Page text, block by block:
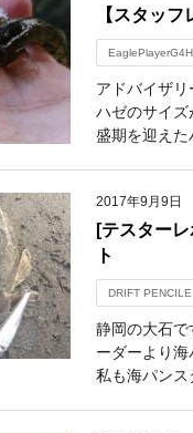
【スタッ
アドバイザ
ハゼのサイ
盛期を迎えた
2017年9月9日
[テスター
ト
DRIFT
静岡の大石で
ーダーより
私も海パンス